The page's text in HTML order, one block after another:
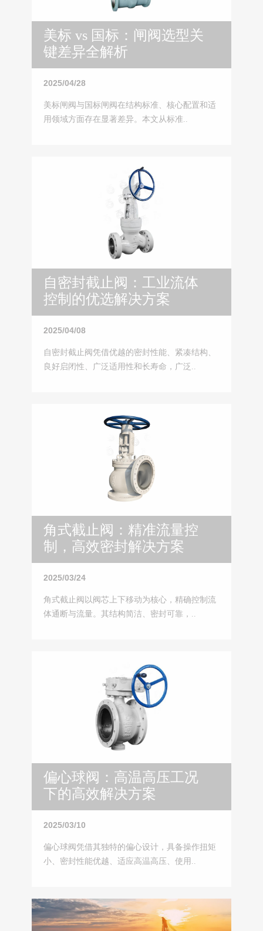
美标 vs 国标：闸阀选型关
键差异全解析
2025/04/28
美标闸阀与国标闸阀在结构标准、核心配置和适
用领域方面存在显著差异。本文从标准..
自密封截止阀：工业流体
控制的优选解决方案
2025/04/08
自密封截止阀凭借优越的密封性能、紧凑结构、
良好启闭性、广泛适用性和长寿命，广泛..
角式截止阀：精准流量控
制，高效密封解决方案
2025/03/24
角式截止阀以阀芯上下移动为核心，精确控制流
体通断与流量。其结构简洁、密封可靠，..
偏心球阀：高温高压工况
下的高效解决方案
2025/03/10
偏心球阀凭借其独特的偏心设计，具备操作扭矩
小、密封性能优越、适应高温高压、使用..